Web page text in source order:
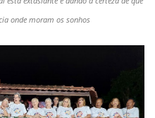
onde moram os sonhos